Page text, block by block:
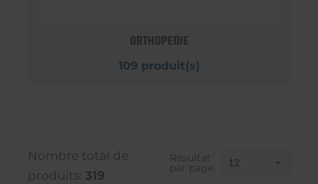
ORTHOPEDIE
109 produit(s)
Nombre total de
produits: 319
Résultat
par page: